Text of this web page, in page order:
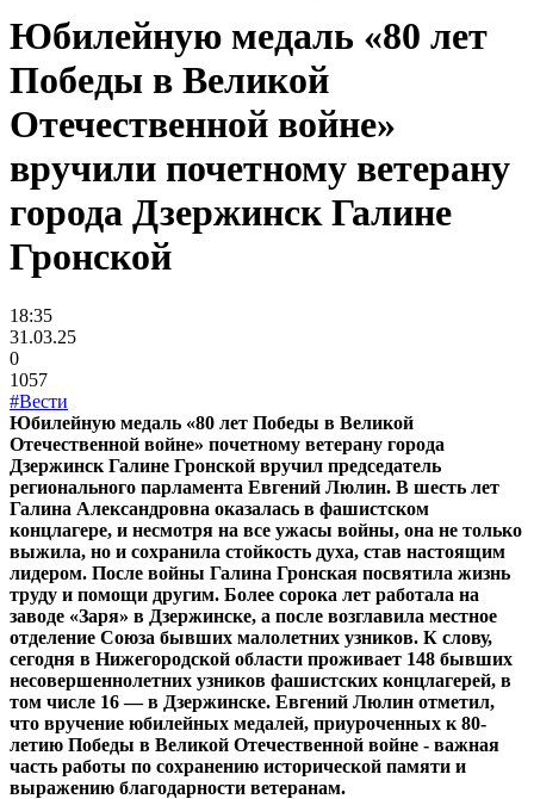
Юбилейную медаль «80 лет
Победы в Великой
Отечественной войне»
вручили почетному ветерану
города Дзержинск Галине
Гронской
18:35
31.03.25
0
1057
#Вести
Юбилейную медаль «80 лет Победы в Великой
Отечественной войне» почетному ветерану города
Дзержинск Галине Гронской вручил председатель
регионального парламента Евгений Люлин. В шесть лет
Галина Александровна оказалась в фашистском
концлагере, и несмотря на все ужасы войны, она не только
выжила, но и сохранила стойкость духа, став настоящим
лидером. После войны Галина Гронская посвятила жизнь
труду и помощи другим. Более сорока лет работала на
заводе «Заря» в Дзержинске, а после возглавила местное
отделение Союза бывших малолетних узников. К слову,
сегодня в Нижегородской области проживает 148 бывших
несовершеннолетних узников фашистских концлагерей, в
том числе 16 — в Дзержинске. Евгений Люлин отметил,
что вручение юбилейных медалей, приуроченных к 80-
летию Победы в Великой Отечественной войне - важная
часть работы по сохранению исторической памяти и
выражению благодарности ветеранам.